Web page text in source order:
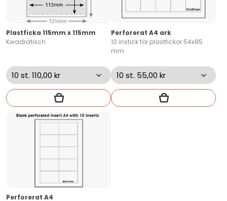
Plastficka 115mm x 115mm
Kwadratisch
Perforerat A4 ark
10 instick för plastfickor 54x85
mm
Perforerat A4